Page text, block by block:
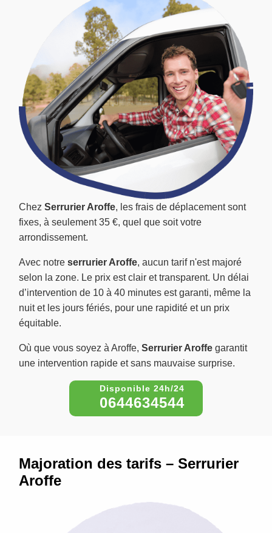
Chez Serrurier Aroffe, les frais de déplacement sont
fixes, à seulement 35 €, quel que soit votre
arrondissement.
Avec notre serrurier Aroffe, aucun tarif n'est majoré
selon la zone. Le prix est clair et transparent. Un délai
d’intervention de 10 à 40 minutes est garanti, même la
nuit et les jours fériés, pour une rapidité et un prix
équitable.
Où que vous soyez à Aroffe, Serrurier Aroffe garantit
une intervention rapide et sans mauvaise surprise.
0644634544
Majoration des tarifs – Serrurier
Aroffe